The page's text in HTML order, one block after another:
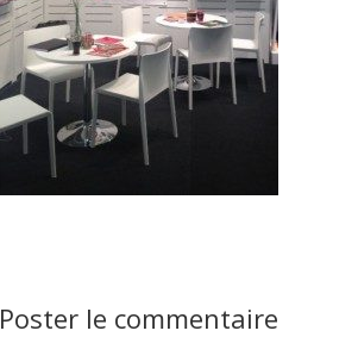
Poster le commentaire